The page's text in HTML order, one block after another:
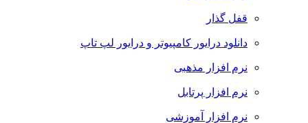
قفل گذار
دانلود درایور کامپیوتر و درایور لپ تاپ
نرم افزار مذهبی
نرم افزار پرتابل
نرم افزار آموزشی